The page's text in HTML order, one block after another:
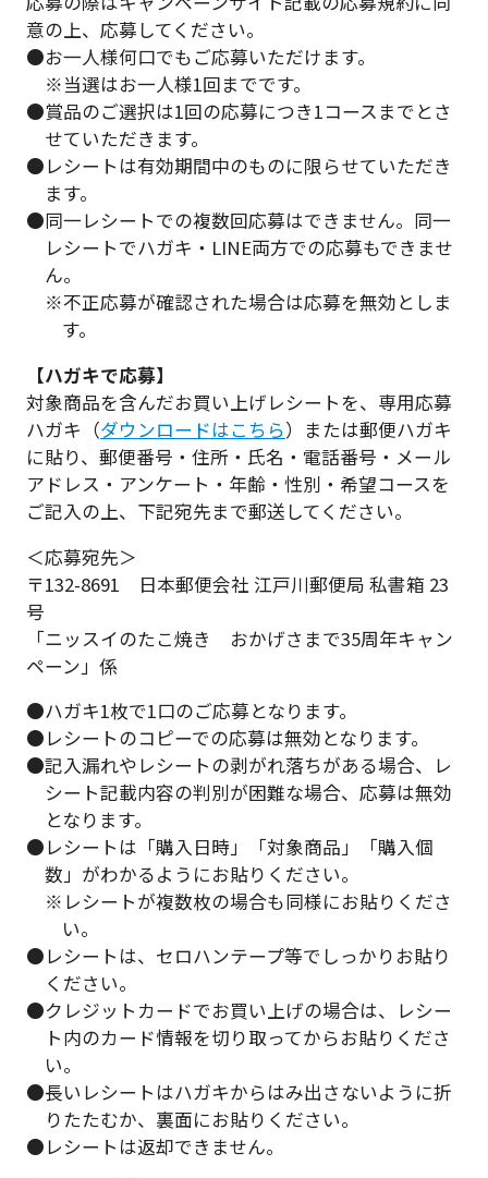
意の上、応募してください。
●お一人様何口でもご応募いただけます。
※当選はお一人様1回までです。
●賞品のご選択は1回の応募につき1コースまでとさ
せていただきます。
●レシートは有効期間中のものに限らせていただき
ます。
●同一レシートでの複数回応募はできません。同一
レシートでハガキ・LINE両方での応募もできませ
ん。
※不正応募が確認された場合は応募を無効としま
す。
【ハガキで応募】
対象商品を含んだお買い上げレシートを、専用応募
ハガキ（ダウンロードはこちら）または郵便ハガキ
に貼り、郵便番号・住所・氏名・電話番号・メール
アドレス・アンケート・年齢・性別・希望コースを
ご記入の上、下記宛先まで郵送してください。
＜応募宛先＞
〒132-8691 日本郵便会社 江戸川郵便局 私書箱 23
号
「ニッスイのたこ焼き おかげさまで35周年キャン
ペーン」係
●ハガキ1枚で1口のご応募となります。
●レシートのコピーでの応募は無効となります。
●記入漏れやレシートの剥がれ落ちがある場合、レ
シート記載内容の判別が困難な場合、応募は無効
となります。
●レシートは「購入日時」「対象商品」「購入個
数」がわかるようにお貼りください。
※レシートが複数枚の場合も同様にお貼りくださ
い。
●レシートは、セロハンテープ等でしっかりお貼り
ください。
●クレジットカードでお買い上げの場合は、レシー
ト内のカード情報を切り取ってからお貼りくださ
い。
●長いレシートはハガキからはみ出さないように折
りたたむか、裏面にお貼りください。
●レシートは返却できません。